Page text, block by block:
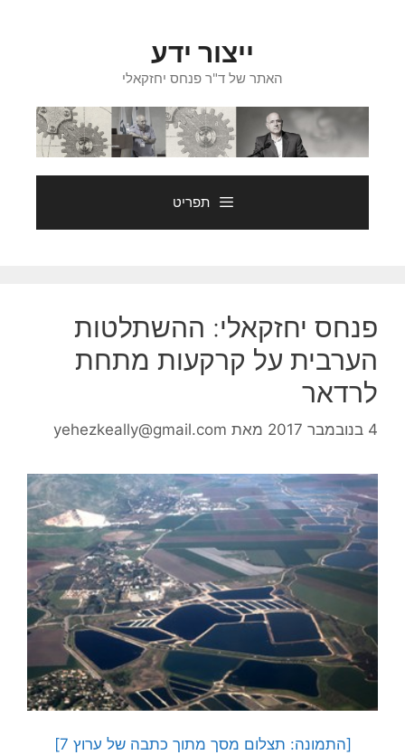
ייצור ידע
האתר של ד"ר פנחס יחזקאלי
תפריט
פנחס יחזקאלי: ההשתלטות
הערבית על קרקעות מתחת
לרדאר
4 בנובמבר 2017 מאת yehezkeally@gmail.com
[התמונה: תצלום מסך מתוך כתבה של ערוץ 7]